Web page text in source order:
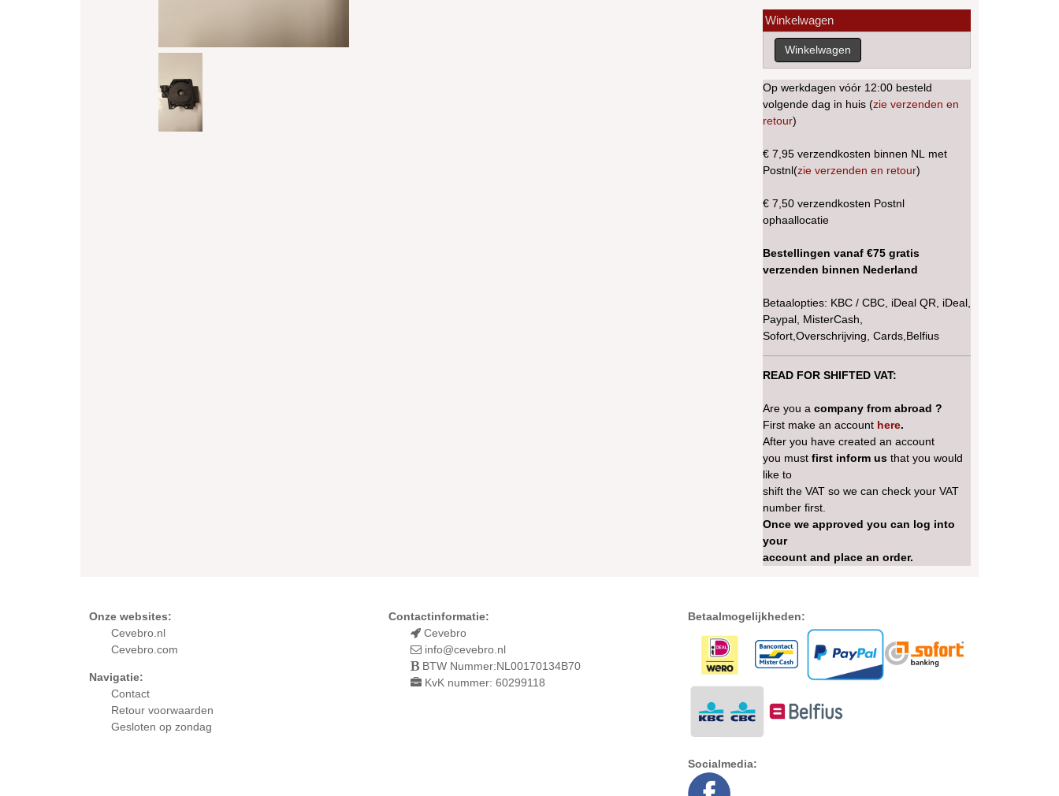
Winkelwagen
Op werkdagen vóór 12:00 besteld
volgende dag in huis (zie verzenden en
retour)
€ 7,95 verzendkosten binnen NL met
Postnl(zie verzenden en retour)
€ 7,50 verzendkosten Postnl
ophaallocatie
Bestellingen vanaf €75 gratis
verzenden binnen Nederland
Betaalopties: KBC / CBC, iDeal QR, iDeal,
Paypal, MisterCash,
Sofort,Overschrijving, Cards,Belfius
READ FOR SHIFTED VAT:
Are you a company from abroad ?
First make an account here.
After you have created an account
you must first inform usthat you would
like to
shift the VAT so we can check your VAT
number first.
Once we approved you can log into
your
account and place an order.
Onze websites:
Cevebro.nl
Cevebro.com
Navigatie:
Contact
Retour voorwaarden
Gesloten op zondag
Contactinformatie:
Cevebro
info@cevebro.nl
BTW Nummer:NL00170134B70
KvK nummer: 60299118
Betaalmogelijkheden:
Socialmedia: